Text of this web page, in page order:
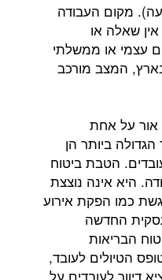
מקום העבודה
שאלה או
עצמי או ממשלתי
המצב מורכב
אור על אחת
ביותר הן
הטבת ביטוח
היא אינה נוצצת
כמו הפקת אירוע
החדשה
הבריאות
הטיולים לעובד,
דיוור לעובדים על